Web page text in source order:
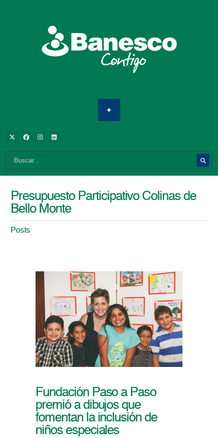
Presupuesto Participativo Colinas de
Bello Monte
Posts
Fundación Paso a Paso
premió a dibujos que
fomentan la inclusión de
niños especiales